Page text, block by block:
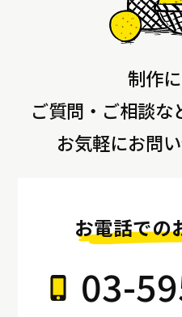
制作
ご質問・ご相談な
お気軽にお問
お電話での
03-